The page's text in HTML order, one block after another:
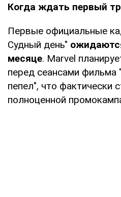
Когда ждать первый
Первые официальные
Судный день"
месяце. Marvel
перед сеансами фильма
пепел", что фактически
полноценной